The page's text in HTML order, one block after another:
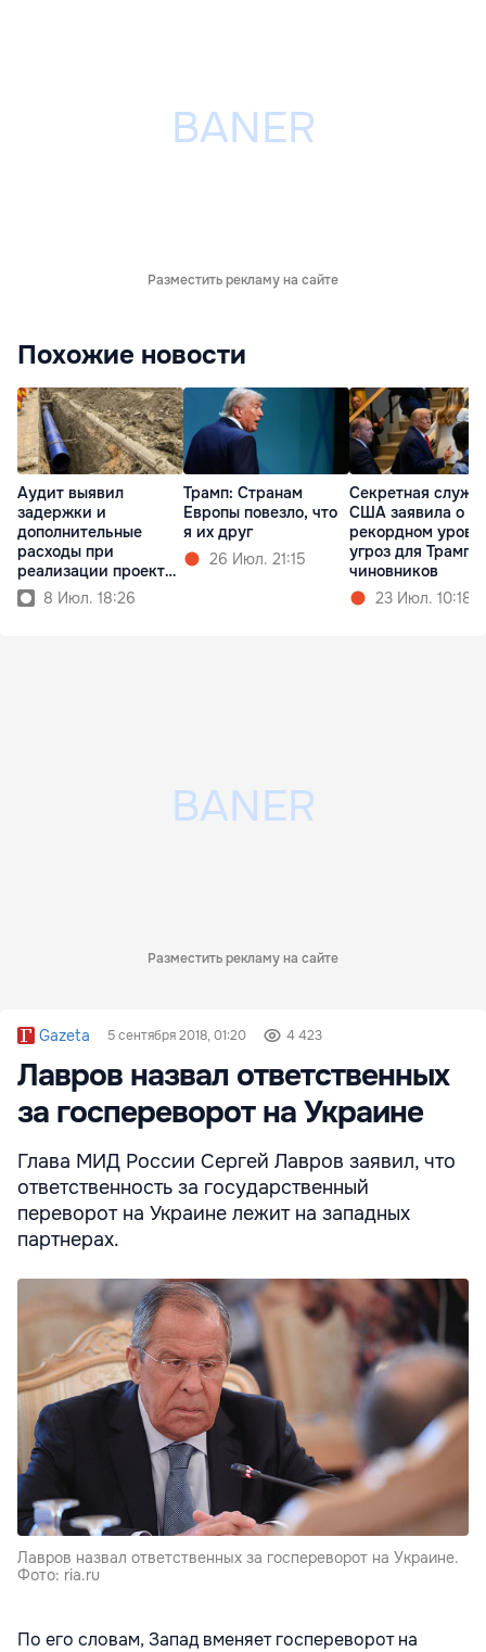
Разместить рекламу на сайте
Похожие новости
Аудит выявил
задержки и
дополнительные
расходы при
реализации проектов
водоснабжения
8 Июл. 18:26
Трамп: Cтранам
Европы повезло, что
я их друг
26 Июл. 21:15
Секретная
США заявила о
рекордном
угроз для Трампа
чиновников
23 Июл. 10:18
Разместить рекламу на сайте
Gazeta 5 сентября 2018, 01:20 4 423
Лавров назвал ответственных
за госпереворот на Украине
Глава МИД России Сергей Лавров заявил, что
ответственность за государственный
переворот на Украине лежит на западных
партнерах.
Лавров назвал ответственных за госпереворот на Украине.
Фото: ria.ru
По его словам, Запад вменяет госпереворот на